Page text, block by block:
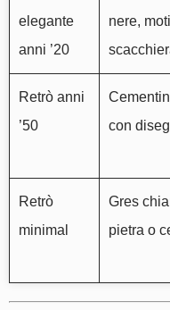
elegante
anni ’20
nere,
Retrò anni
’50
con
Retrò
minimal
Gres
pietra o